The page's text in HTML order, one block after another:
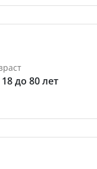
до 80 лет